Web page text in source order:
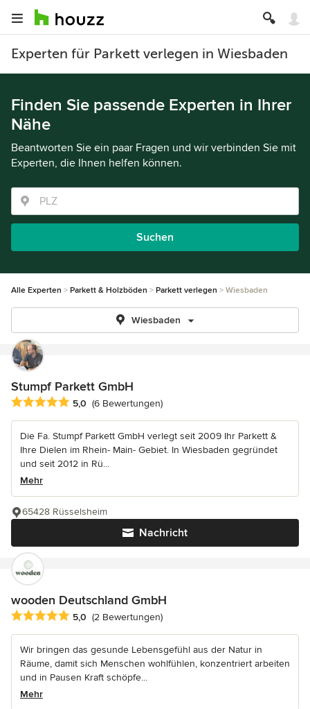
Experten für Parkett verlegen in Wiesbaden
Finden Sie passende Experten in Ihrer
Nähe
Beantworten Sie ein paar Fragen und wir verbinden Sie mit
Experten, die Ihnen helfen können.
Suchen
Alle Experten Parkett & Holzböden Parkett verlegen Wiesbaden
Wiesbaden
Stumpf Parkett GmbH
Durchschnittliche Bewertung: 5 von 5 Sternen
5,0 (6 Bewertungen)
Die Fa. Stumpf Parkett GmbH verlegt seit 2009 Ihr Parkett &
Ihre Dielen im Rhein- Main- Gebiet. In Wiesbaden gegründet
und seit 2012 in Rü...
Mehr
Nachricht
65428 Rüsselsheim
wooden Deutschland GmbH
Durchschnittliche Bewertung: 5 von 5 Sternen
5,0 (2 Bewertungen)
Wir bringen das gesunde Lebensgefühl aus der Natur in
Räume, damit sich Menschen wohlfühlen, konzentriert arbeiten
und in Pausen Kraft schöpfe...
Mehr